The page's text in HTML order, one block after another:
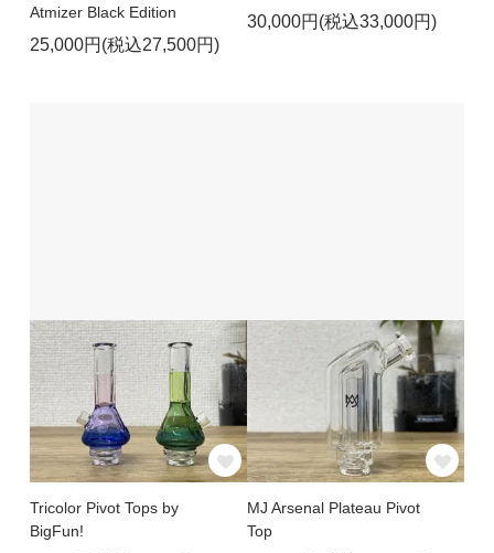
Atmizer Black Edition
25,000円(税込27,500円)
30,000円(税込33,000円)
Tricolor Pivot Tops by
BigFun!
MJ Arsenal Plateau Pivot
Top